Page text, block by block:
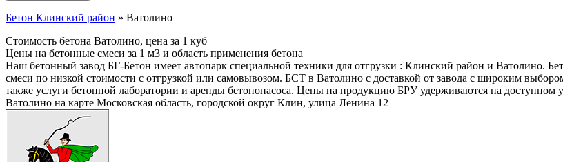
Бетон Клинский район » Ватолино
Стоимость бетона Ватолино, цена за 1 куб
Цены на бетонные смеси за 1 м3 и область применения бетона
Наш бетонный завод БГ-Бетон имеет автопарк специальной техники для отгрузки : Клинский район и Ватолино.
смеси по низкой стоимости с отгрузкой или самовывозом. БСТ в Ватолино с доставкой от завода с широким
также услуги бетонной лаборатории и аренды бетононасоса. Цены на продукцию БРУ удерживаются на доступном
Ватолино на карте Московская область, городской округ Клин, улица Ленина 12